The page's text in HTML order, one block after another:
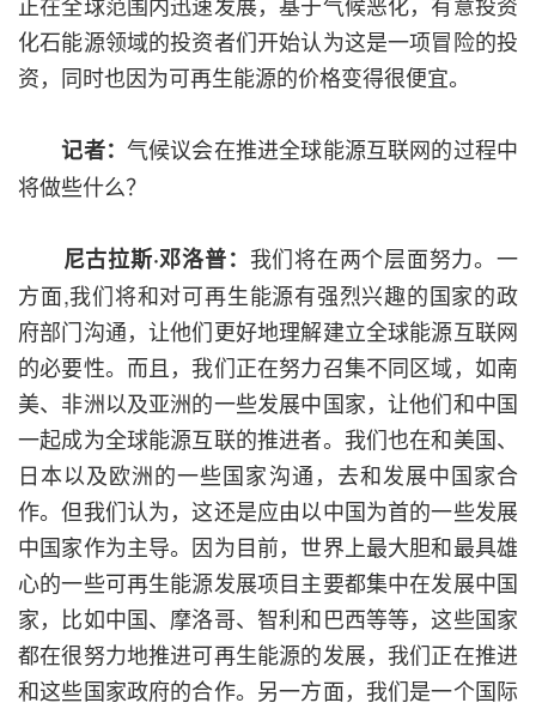
化石能源领域的投资者们开始认为这是一项冒险的投
资，同时也因为可再生能源的价格变得很便宜。
记者： 气候议会在推进全球能源互联网的过程中
将做些什么？
尼古拉斯·邓洛普： 我们将在两个层面努力。一
方面,我们将和对可再生能源有强烈兴趣的国家的政
府部门沟通，让他们更好地理解建立全球能源互联网
的必要性。而且，我们正在努力召集不同区域，如南
美、非洲以及亚洲的一些发展中国家，让他们和中国
一起成为全球能源互联的推进者。我们也在和美国、
日本以及欧洲的一些国家沟通，去和发展中国家合
作。但我们认为，这还是应由以中国为首的一些发展
中国家作为主导。因为目前，世界上最大胆和最具雄
心的一些可再生能源发展项目主要都集中在发展中国
家，比如中国、摩洛哥、智利和巴西等等，这些国家
都在很努力地推进可再生能源的发展，我们正在推进
和这些国家政府的合作。另一方面，我们是一个国际